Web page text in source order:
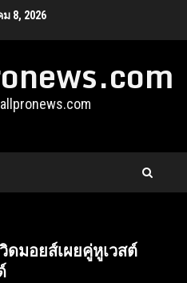
8, 2026
ดมอยส์เผยคู่หูเวสต์